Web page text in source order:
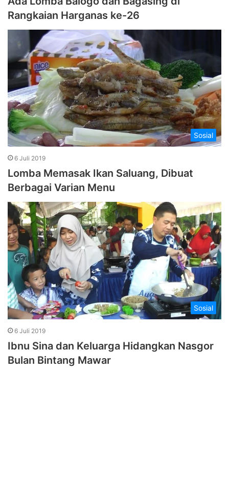
Rangkaian Harganas ke-26
Sosial
6 Juli 2019
Lomba Memasak Ikan Saluang, Dibuat
Berbagai Varian Menu
Sosial
6 Juli 2019
Ibnu Sina dan Keluarga Hidangkan Nasgor
Bulan Bintang Mawar